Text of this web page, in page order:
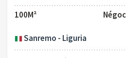
100M²
Sanremo - Liguria